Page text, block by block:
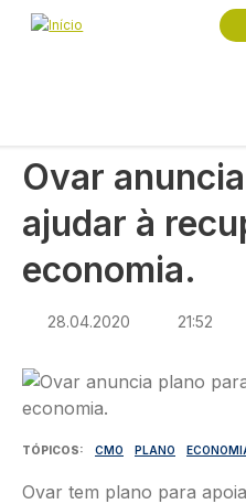
Passar para o conteúdo
Navegação
Início
Política
Ovar anuncia plano
Ovar
ajudar à
economia.
28.04.2020 21:52
Imagem
TÓPICOS CMO PLANO
Ovar tem plano para